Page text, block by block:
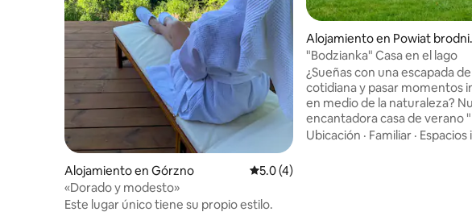
Alojamiento en Górzno Calificación promedio: 5.0 de 5, 4 reseñas
5.0 (4)
«Dorado y modesto»
Este lugar único tiene su propio estilo.
Alojamiento en Powiat
ki
"Bodzianka" Casa en el lago
¿Sueñas con una escapada
cotidiana y pasar momentos
en medio de la naturaleza?
encantadora casa de verano
en el pintoresco lago de
Ubicación · Familiar ·